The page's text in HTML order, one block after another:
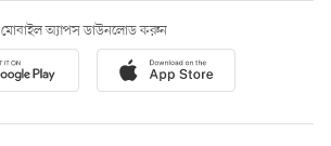
মোবাইল অ্যাপস ডাউনলোড করুন